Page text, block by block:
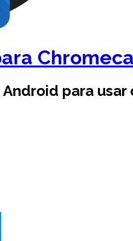
para